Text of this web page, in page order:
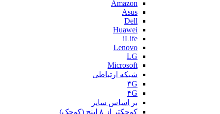
Amazon
Asus
Dell
Huawei
iLife
Lenovo
LG
Microsoft
شبکه ارتباطی
۳G
۴G
بر اساس سایز
کوچکتر از ۸ اینچ (کوچک)